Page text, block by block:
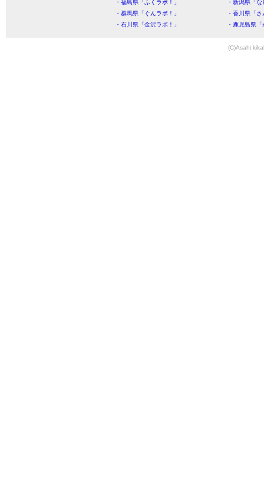
・福島県「ふくラボ！」
・新潟県「
・群馬県「ぐんラボ！」
・香川県「
・石川県「金沢ラボ！」
・鹿児島県
(C)Asahi